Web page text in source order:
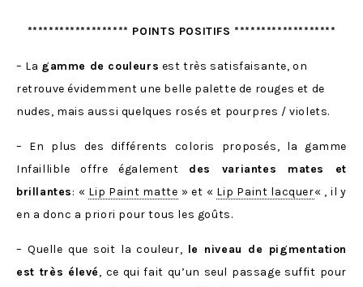
******************* POINTS POSITIFS *******************
– La gamme de couleurs est très satisfaisante, on
retrouve évidemment une belle palette de rouges et de
nudes, mais aussi quelques rosés et pourpres / violets.
– En plus des différents coloris proposés, la gamme
Infaillible offre également des variantes mates et
brillantes: « Lip Paint matte » et « Lip Paint lacquer« , il y
en a donc a priori pour tous les goûts.
– Quelle que soit la couleur, le niveau de pigmentation
est très élevé, ce qui fait qu’un seul passage suffit pour